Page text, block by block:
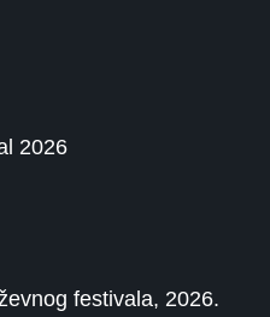
2026
festivala, 2026.